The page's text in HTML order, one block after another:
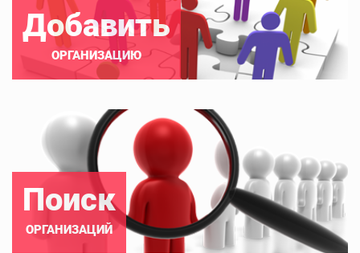
Добавить
ОРГАНИЗАЦИЮ
Поиск
ОРГАНИЗАЦИЙ